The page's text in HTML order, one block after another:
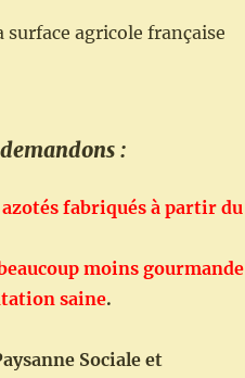
agricole française
:
fabriqués à partir du
moins gourmande
saine.
Sociale et